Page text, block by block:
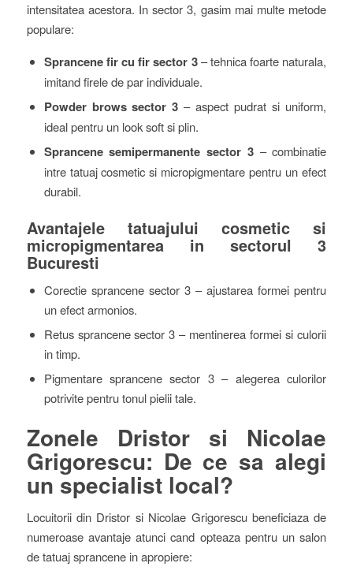
intensitatea acestora. In sector 3, gasim mai multe metode
populare:
Sprancene fir cu fir sector 3– tehnica foarte naturala,
imitand firele de par individuale.
Powder brows sector 3 – aspect pudrat si uniform,
ideal pentru un look soft si plin.
Sprancene semipermanente sector 3– combinatie
intre tatuaj cosmetic si micropigmentare pentru un efect
durabil.
Avantajele tatuajului cosmetic si
micropigmentarea in sectorul 3
Bucuresti
Corectie sprancene sector 3 – ajustarea formei pentru
un efect armonios.
Retus sprancene sector 3 – mentinerea formei si culorii
in timp.
Pigmentare sprancene sector 3 – alegerea culorilor
potrivite pentru tonul pielii tale.
Zonele Dristor si Nicolae
Grigorescu: De ce sa alegi
un specialist local?
Locuitorii din Dristor si Nicolae Grigorescu beneficiaza de
numeroase avantaje atunci cand opteaza pentru un salon
de tatuaj sprancene in apropiere: